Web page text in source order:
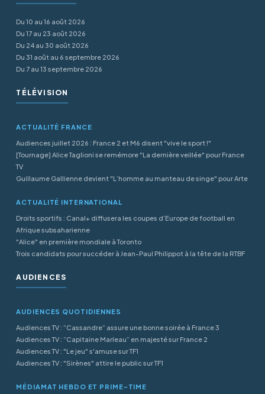
Du 10 au 16 août 2026
Du 17 au 23 août 2026
Du 24 au 30 août 2026
Du 31 août au 6 septembre 2026
Du 7 au 13 septembre 2026
TÉLÉVISION
ACTUALITÉ FRANCE
Audiences juillet 2026 : France 2 et M6 disent "vive le sport !"
[Tournage] Alice Taglioni se remémore "La dernière veillée" pour France
TV
Guillaume Gallienne devient "L’homme au manteau de singe" pour Arte
ACTUALITÉ INTERNATIONAL
Droits sportifs : Canal+ diffusera les coupes d’Europe de football en
Afrique subsaharienne
"Alice" en première mondiale à Toronto
Trois candidats pour succéder à Jean-Paul Philippot à la tête de la RTBF
AUDIENCES
AUDIENCES QUOTIDIENNES
Audiences TV : “Cassandre” assure une bonne soirée à France 3
Audiences TV : “Capitaine Marleau” en majesté sur France 2
Audiences TV : "Le jeu" s'amuse sur TF1
Audiences TV : "Sirènes" attire le public sur TF1
MÉDIAMAT HEBDO ET PRIME-TIME